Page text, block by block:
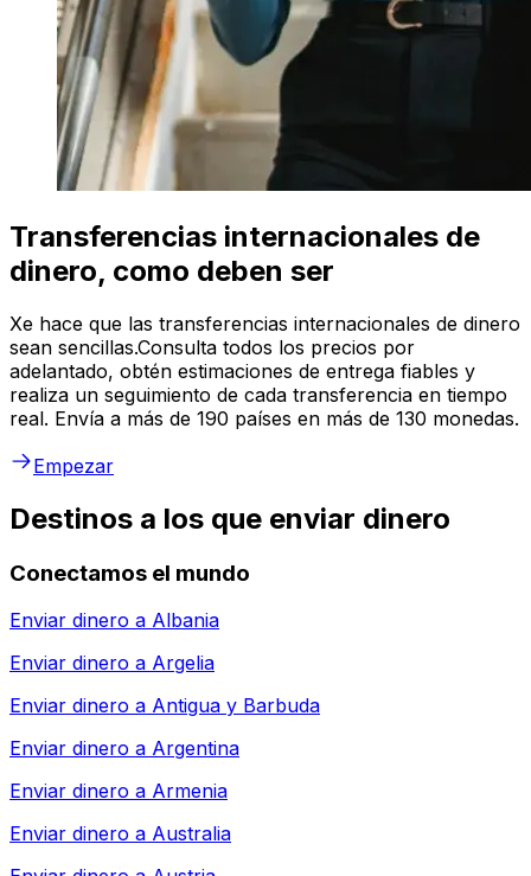
Transferencias internacionales de
dinero, como deben ser
Xe hace que las transferencias internacionales de dinero
sean sencillas.Consulta todos los precios por
adelantado, obtén estimaciones de entrega fiables y
realiza un seguimiento de cada transferencia en tiempo
real. Envía a más de 190 países en más de 130 monedas.
Empezar
Destinos a los que enviar dinero
Conectamos el mundo
Enviar dinero a Albania
Enviar dinero a Argelia
Enviar dinero a Antigua y Barbuda
Enviar dinero a Argentina
Enviar dinero a Armenia
Enviar dinero a Australia